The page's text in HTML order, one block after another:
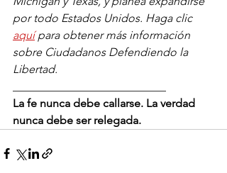
por todo Estados Unidos. Haga clic
aquí para obtener más información
sobre Ciudadanos Defendiendo la
Libertad.
La fe nunca debe callarse. La verdad
nunca debe ser relegada.